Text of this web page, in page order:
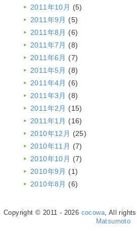
2011年10月 (5)
2011年9月 (5)
2011年8月 (6)
2011年7月 (8)
2011年6月 (7)
2011年5月 (8)
2011年4月 (6)
2011年3月 (8)
2011年2月 (15)
2011年1月 (16)
2010年12月 (25)
2010年11月 (7)
2010年10月 (7)
2010年9月 (1)
2010年8月 (6)
Copyright © 2011 - 2026 cocowa, All
Matsumoto